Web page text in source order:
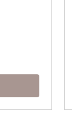
обработки
согласен на